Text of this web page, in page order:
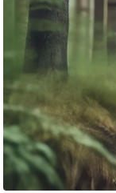
मं
त्रा
ले
श